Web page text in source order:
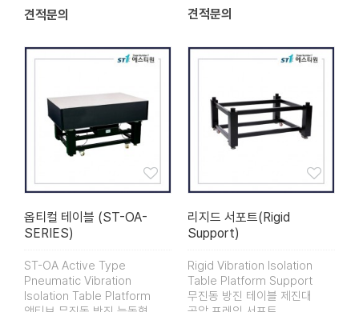
견적문의 견적문의
옵티컬 테이블 (ST-OA-
SERIES)
ST-OA Active Type
Pneumatic Vibration
Isolation Table Platform
리지드 서포트(Rigid
Support)
Rigid Vibration Isolation
Table Platform Support
무진동 방진 테이블 제진대